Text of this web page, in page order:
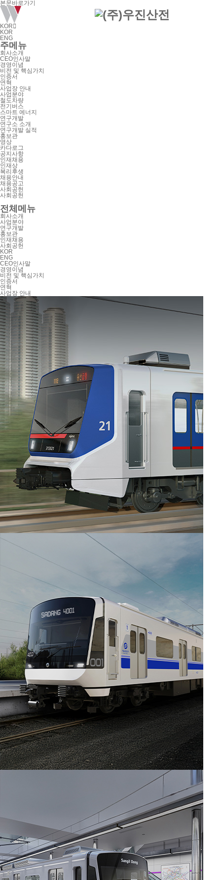
본문바로가기
KOR
KOR
ENG
주메뉴
회사소개
CEO인사말
경영이념
비전 및 핵심가치
인증서
연혁
사업장 안내
사업분야
철도차량
전기버스
스마트 에너지
연구개발
연구소 소개
연구개발 실적
홍보관
영상
카다로그
공지사항
인재채용
인재상
복리후생
채용안내
채용공고
사회공헌
사회공헌
전체메뉴
회사소개
사업분야
연구개발
홍보관
인재채용
사회공헌
KOR
ENG
CEO인사말
경영이념
비전 및 핵심가치
인증서
연혁
사업장 안내